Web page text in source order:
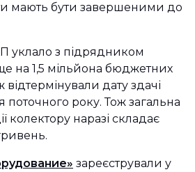
мають бути завершеними до
уклало з підрядником
на 1,5 мільйона бюджетних
дату здачі
поточного року. Тож загальна
колектору наразі складає
зареєстрували у